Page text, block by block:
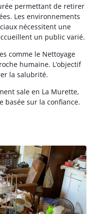
permettant de retirer
Les environnements
nécessitent une
un public varié.
comme le Nettoyage
humaine. L’objectif
la salubrité.
sale en La Murette,
basée sur la confiance.